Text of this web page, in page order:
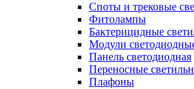
Споты и трековые
Фитолампы
Бактерицидные
Модули
Панель светодиодная
Переносные
Плафоны